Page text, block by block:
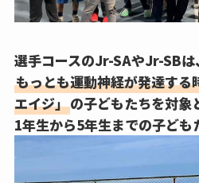
選手コースのJr-SAやJr-SB
もっとも運動神経が発達する
エイジ」の子どもたちを対象
1年生から5年生までの子ども